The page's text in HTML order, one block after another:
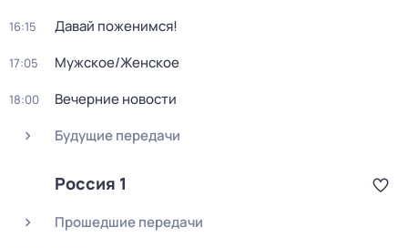
16:15 Давай поженимся!
17:05 Мужское/Женское
18:00
Вечерние новости
Будущие передачи
Россия 1
Прошедшие передачи